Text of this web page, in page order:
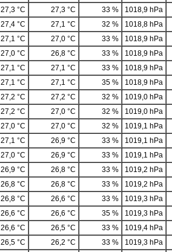
27,3 °C 27,3 °C 33 %
1018,9 hPa
27,4 °C 27,1 °C 32 %
1018,8 hPa
27,1 °C 27,0 °C 33 %
1018,9 hPa
27,0 °C 26,8 °C 33 %
1018,9 hPa
27,1 °C 27,1 °C 33 %
1018,9 hPa
27,1 °C 27,1 °C 35 %
1018,9 hPa
27,2 °C 27,2 °C 32 %
1019,0 hPa
27,2 °C 27,0 °C 32 %
1019,0 hPa
27,0 °C 27,0 °C 32 %
1019,1 hPa
27,1 °C 26,9 °C 33 %
1019,1 hPa
27,0 °C 26,9 °C 33 %
1019,1 hPa
26,9 °C 26,8 °C 33 %
1019,2 hPa
26,8 °C 26,8 °C 33 %
1019,2 hPa
26,8 °C 26,6 °C 33 %
1019,3 hPa
26,6 °C 26,6 °C 35 %
1019,3 hPa
26,6 °C 26,5 °C 33 %
1019,4 hPa
26,5 °C 26,2 °C 33 %
1019,3 hPa